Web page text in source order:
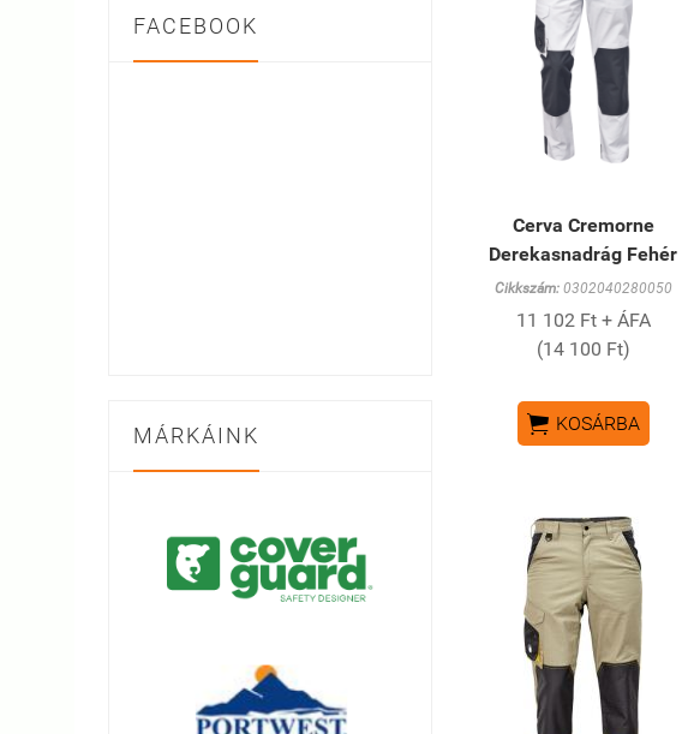
FACEBOOK
MÁRKÁINK
Cerva Cremorne
Derekasnadrág Fehér
Cikkszám:0302040280050
11 102 Ft + ÁFA
(14 100 Ft)
 KOSÁRBA